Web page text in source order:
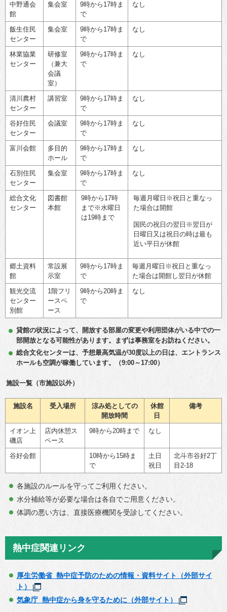
中野通会
館
集会室
9時から17時ま
で
なし
飯生住民
センター
集会室
9時から17時ま
で
なし
林業協業
センター
研修室
（兼大
会議
室）
9時から17時ま
で
なし
清川農村
センター
講習室
9時から17時ま
で
なし
谷好住民
センター
会議室
9時から17時ま
で
なし
富川会館
多目的
ホール
9時から17時ま
で
なし
石別住民
センター
集会室
9時から17時ま
で
なし
総合文化
センター
図書館
本館
9時から17時
まで※水曜日
は19時まで
毎週月曜日※祝日と重なっ
た場合は開館
国民の祝日の翌日※翌日が
日曜日又は祝日の時は最も
近い平日が休館
郷土資料
館
常設展
示室
9時から17時ま
で
毎週月曜日※祝日と重なっ
た場合は開館し翌日が休館
観光交流
センター
別館
1階フリ
ースペ
ース
9時から20時ま
で
なし
貸館の状況によって、開放する部屋の変更や利用団体がいる中での一
部開放となる可能性があります。まずは事務室をお訪ねください。
総合文化センターは、予想最高気温が30度以上の日は、エントランス
ホールも空調が稼働しています。（9:00～17:00）
施設一覧（市施設以外）
施設名 受入場所
涼み処としての
開放時間
休館
日
備考
イオン上
磯店
店内休憩ス
ペース
9時から20時まで なし
谷好会館
10時から15時ま
で
土日
祝日
北斗市谷好2丁
目2-18
各施設のルールを守ってご利用ください。
水分補給等が必要な場合は各自でご用意ください。
体調の悪い方は、直接医療機関を受診してください。
熱中症関連リンク
厚生労働省 熱中症予防のための情報・資料サイト（外部サイ
ト）
気象庁 熱中症から身を守るために（外部サイト）